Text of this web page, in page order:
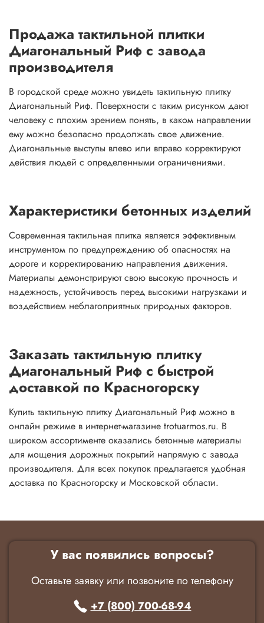
Продажа тактильной плитки
Диагональный Риф с завода
производителя
В городской среде можно увидеть тактильную плитку
Диагональный Риф. Поверхности с таким рисунком дают
человеку с плохим зрением понять, в каком направлении
ему можно безопасно продолжать свое движение.
Диагональные выступы влево или вправо корректируют
действия людей с определенными ограничениями.
Характеристики бетонных изделий
Современная тактильная плитка является эффективным
инструментом по предупреждению об опасностях на
дороге и корректированию направления движения.
Материалы демонстрируют свою высокую прочность и
надежность, устойчивость перед высокими нагрузками и
воздействием неблагоприятных природных факторов.
Заказать тактильную плитку
Диагональный Риф с быстрой
доставкой по Красногорску
Купить тактильную плитку Диагональный Риф можно в
онлайн режиме в интернет-магазине trotuarmos.ru. В
широком ассортименте оказались бетонные материалы
для мощения дорожных покрытий напрямую с завода
производителя. Для всех покупок предлагается удобная
доставка по Красногорску и Московской области.
У вас появились вопросы?
Оставьте заявку или позвоните по телефону
+7 (800) 700-68-94